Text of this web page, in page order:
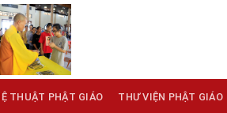
THUẬT PHẬT GIÁO THƯ VIỆN PHẬT GIÁO